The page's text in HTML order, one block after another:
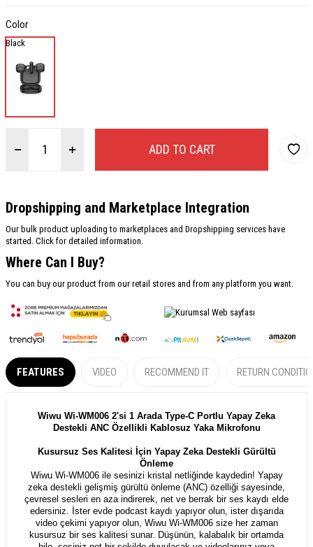
Color
Black
ADD TO CART
Dropshipping and Marketplace Integration
Our bulk product uploading to marketplaces and Dropshipping services have
started. Click for detailed information.
Where Can I Buy?
You can buy our product from our retail stores and from any platform you want.
FEATURES VIDEO RECOMMEND IT RETURN
Wiwu Wi-WM006 2'si 1 Arada Type-C Portlu Yapay Zeka
Destekli ANC Özellikli Kablosuz Yaka Mikrofonu
Kusursuz Ses Kalitesi İçin Yapay Zeka Destekli Gürültü
Önleme
Wiwu Wi-WM006 ile sesinizi kristal netliğinde kaydedin! Yapay
zeka destekli gelişmiş gürültü önleme (ANC) özelliği sayesinde,
çevresel sesleri en aza indirerek, net ve berrak bir ses kaydı elde
edersiniz. İster evde podcast kaydı yapıyor olun, ister dışarıda
video çekimi yapıyor olun, Wiwu Wi-WM006 size her zaman
kusursuz bir ses kalitesi sunar. Düşünün, kalabalık bir ortamda